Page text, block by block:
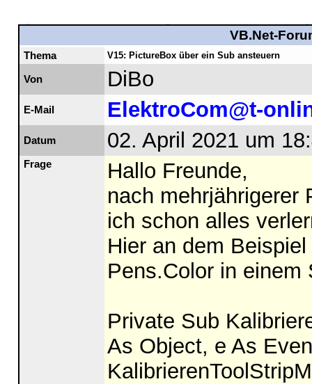
VB.Net-
Thema V15: PictureBox über ein Sub ansteuern
Von DiBo
E-Mail ElektroCom@t-
Datum 02. April 2021 um
Frage
Hallo Freunde,
nach mehrjährigerer
ich schon alles
Hier an dem
Pens.Color in einem
Private Sub
As Object, e As